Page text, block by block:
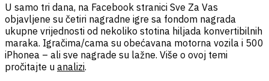
U samo tri dana, na Facebook stranici Sve Za Vas
objavljene su četiri nagradne igre sa fondom nagrada
ukupne vrijednosti od nekoliko stotina hiljada konvertibilnih
maraka. Igračima/cama su obećavana motorna vozila i 500
iPhonea – ali sve nagrade su lažne. Više o ovoj temi
pročitajte u analizi.